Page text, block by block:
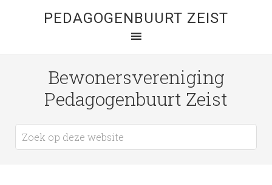
PEDAGOGENBUURT ZEIST
Bewonersvereniging
Pedagogenbuurt Zeist